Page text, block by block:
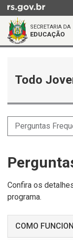
para
conteúdo
busca
SECRETARIA DA
EDUCAÇÃO
conteúdo
Todo
Perguntas
Confira os
programa.
COMO